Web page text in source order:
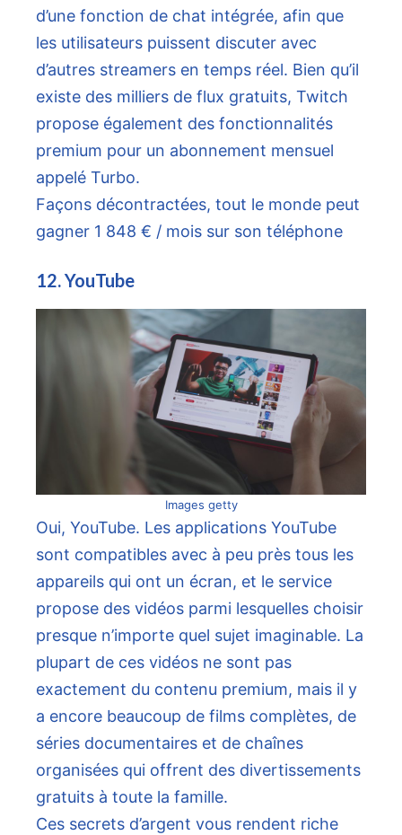
d’une fonction de chat intégrée, afin que
les utilisateurs puissent discuter avec
d’autres streamers en temps réel. Bien qu’il
existe des milliers de flux gratuits, Twitch
propose également des fonctionnalités
premium pour un abonnement mensuel
appelé Turbo.
Façons décontractées, tout le monde peut
gagner 1 848 € / mois sur son téléphone
12. YouTube
Images getty
Oui, YouTube. Les applications YouTube
sont compatibles avec à peu près tous les
appareils qui ont un écran, et le service
propose des vidéos parmi lesquelles choisir
presque n’importe quel sujet imaginable. La
plupart de ces vidéos ne sont pas
exactement du contenu premium, mais il y
a encore beaucoup de films complètes, de
séries documentaires et de chaînes
organisées qui offrent des divertissements
gratuits à toute la famille.
Ces secrets d’argent vous rendent riche